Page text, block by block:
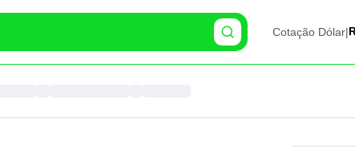
Cotação Dólar|